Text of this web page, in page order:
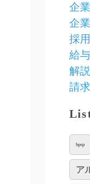
企
企
採用
給与
解説
請
bpsp
ア